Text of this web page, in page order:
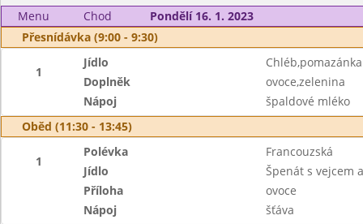
Menu Chod
Pondělí 16. 1. 2023
Přesnídávka (9:00 - 9:30)
1
Jídlo
Doplněk
ovoce,zelenina
Nápoj
špaldové mléko
Oběd (11:30 - 13:45)
1
Polévka
Francouzská
Jídlo
Špenát s vejcem
Příloha
ovoce
Nápoj
šťáva